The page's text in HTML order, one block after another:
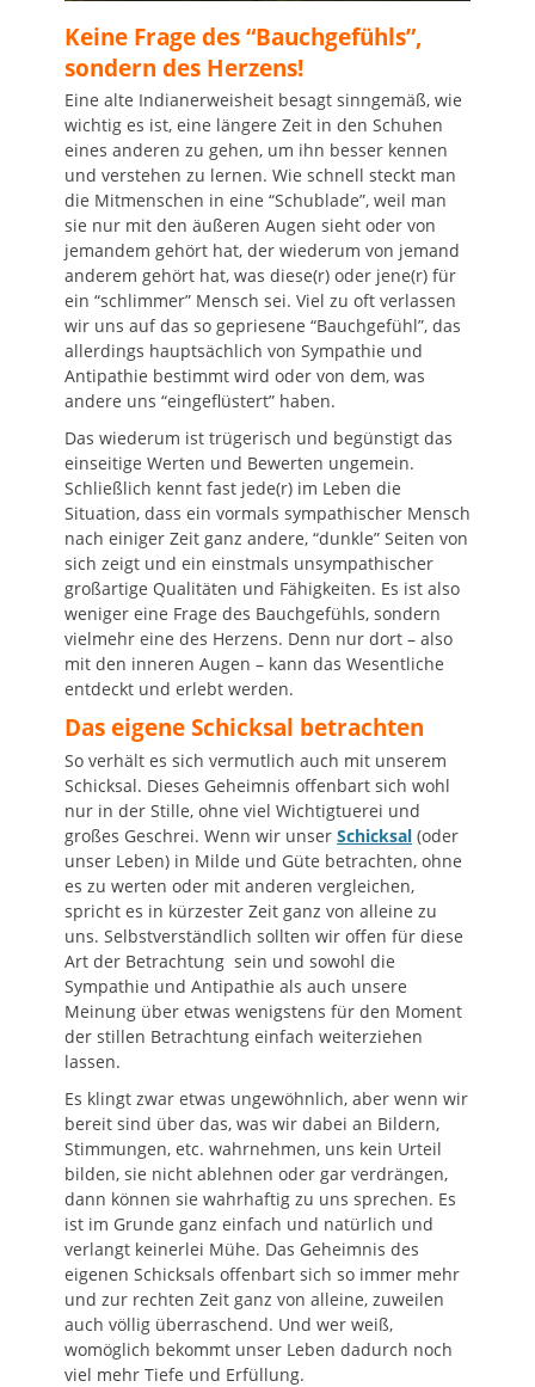
Keine Frage des “Bauchgefühls”,
sondern des Herzens!
Eine alte Indianerweisheit besagt sinngemäß, wie
wichtig es ist, eine längere Zeit in den Schuhen
eines anderen zu gehen, um ihn besser kennen
und verstehen zu lernen. Wie schnell steckt man
die Mitmenschen in eine “Schublade”, weil man
sie nur mit den äußeren Augen sieht oder von
jemandem gehört hat, der wiederum von jemand
anderem gehört hat, was diese(r) oder jene(r) für
ein “schlimmer” Mensch sei. Viel zu oft verlassen
wir uns auf das so gepriesene “Bauchgefühl”, das
allerdings hauptsächlich von Sympathie und
Antipathie bestimmt wird oder von dem, was
andere uns “eingeflüstert” haben.
Das wiederum ist trügerisch und begünstigt das
einseitige Werten und Bewerten ungemein.
Schließlich kennt fast jede(r) im Leben die
Situation, dass ein vormals sympathischer Mensch
nach einiger Zeit ganz andere, “dunkle” Seiten von
sich zeigt und ein einstmals unsympathischer
großartige Qualitäten und Fähigkeiten. Es ist also
weniger eine Frage des Bauchgefühls, sondern
vielmehr eine des Herzens. Denn nur dort – also
mit den inneren Augen – kann das Wesentliche
entdeckt und erlebt werden.
Das eigene Schicksal betrachten
So verhält es sich vermutlich auch mit unserem
Schicksal. Dieses Geheimnis offenbart sich wohl
nur in der Stille, ohne viel Wichtigtuerei und
großes Geschrei. Wenn wir unser Schicksal (oder
unser Leben) in Milde und Güte betrachten, ohne
es zu werten oder mit anderen vergleichen,
spricht es in kürzester Zeit ganz von alleine zu
uns. Selbstverständlich sollten wir offen für diese
Art der Betrachtung sein und sowohl die
Sympathie und Antipathie als auch unsere
Meinung über etwas wenigstens für den Moment
der stillen Betrachtung einfach weiterziehen
lassen.
Es klingt zwar etwas ungewöhnlich, aber wenn wir
bereit sind über das, was wir dabei an Bildern,
Stimmungen, etc. wahrnehmen, uns kein Urteil
bilden, sie nicht ablehnen oder gar verdrängen,
dann können sie wahrhaftig zu uns sprechen. Es
ist im Grunde ganz einfach und natürlich und
verlangt keinerlei Mühe. Das Geheimnis des
eigenen Schicksals offenbart sich so immer mehr
und zur rechten Zeit ganz von alleine, zuweilen
auch völlig überraschend. Und wer weiß,
womöglich bekommt unser Leben dadurch noch
viel mehr Tiefe und Erfüllung.